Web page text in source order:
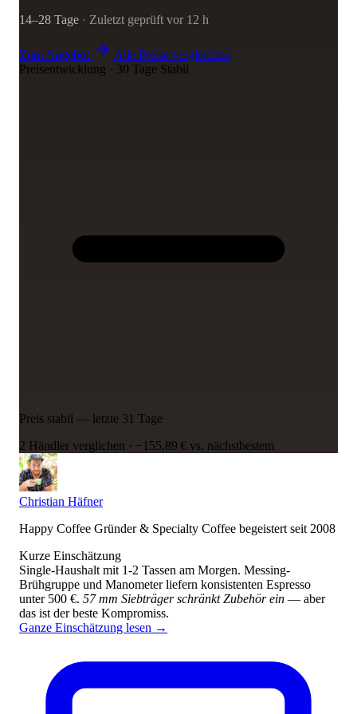
14–28 Tage · Zuletzt geprüft vor 12 h
Zum Angebot
Alle Preise vergleichen
Preisentwicklung · 30 Tage Stabil
Preis stabil — letzte 31 Tage
2 Händler verglichen · −155,89 € vs. nächstbestem
Christian Häfner
Happy Coffee Gründer & Specialty Coffee begeistert seit 2008
Kurze Einschätzung
Single-Haushalt mit 1-2 Tassen am Morgen. Messing-
Brühgruppe und Manometer liefern konsistenten Espresso
unter 500 €. 57 mm Siebträger schränkt Zubehör ein — aber
das ist der beste Kompromiss.
Ganze Einschätzung lesen →